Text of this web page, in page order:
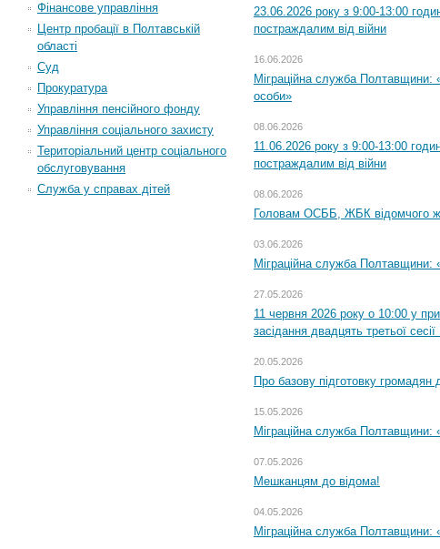
Фінансове управління
Центр пробації в Полтавській
області
Суд
Прокуратура
Управління пенсійного фонду
Управління соціального захисту
Територіальний центр соціального
обслуговування
Служба у справах дітей
23.06.2026 року з 9:00-13:00
постраждалим від війни
16.06.2026
Міграційна служба Полтавщини:
особи»
08.06.2026
11.06.2026 року з 9:00-13:00
постраждалим від війни
08.06.2026
Головам ОСББ, ЖБК відомчого
03.06.2026
Міграційна служба Полтавщини:
27.05.2026
11 червня 2026 року о 10:00 у
засідання двадцять третьої
20.05.2026
Про базову підготовку громадян
15.05.2026
Міграційна служба Полтавщини:
07.05.2026
Мешканцям до відома!
04.05.2026
Міграційна служба Полтавщини: